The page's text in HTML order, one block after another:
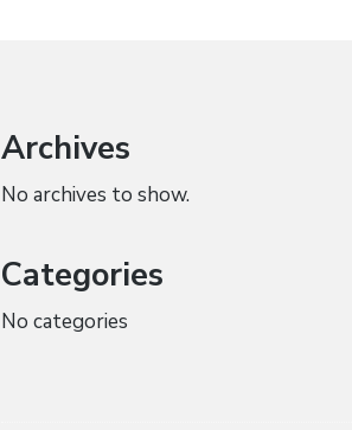
Archives
No archives to show.
Categories
No categories